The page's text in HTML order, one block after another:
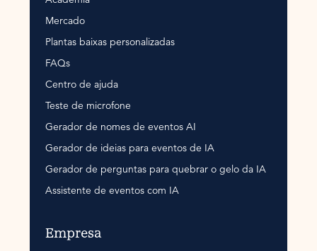
Mercado
Plantas baixas personalizadas
FAQs
Centro de ajuda
Teste de microfone
Gerador de nomes de eventos AI
Gerador de ideias para eventos de IA
Gerador de perguntas para quebrar o gelo da IA
Assistente de eventos com IA
Empresa